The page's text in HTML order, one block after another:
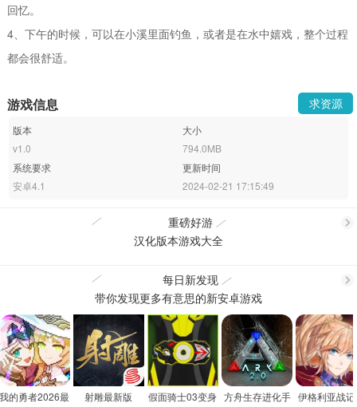
回忆。
4、下午的时候，可以在小溪里面钓鱼，或者是在水中嬉戏，整个过程
都会很舒适。
游戏信息 求资源
版本
v1.0
大小
794.0MB
系统要求
安卓4.1
更新时间
2024-02-21 17:15:49
重磅好游
多
汉化版本游戏大全
每日新发现
多
带你发现更多有意思的新安卓游戏
我的勇者2026最
射雕最新版
假面骑士03变身 方舟生存进化手 伊格利亚战